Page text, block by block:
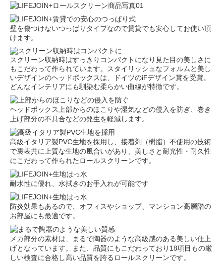
壁を傷つけないつっぱりタイプなので賃貸でも安心してお使い頂
けます。
スクリーン収納時はすっきりコンパクトになり見た目の美しさに
もこだわって作られています。スタイリッシュなフォルムと美し
いデザインのヘッドボックスは、ドイツのiFデザイン賞を受賞。
どんなインテリアにも馴染む柔らかい曲線が特徴です。
ヘッドボックス上部からのほこりや湿気などの侵入を防ぎ、巻き
上げ部分の不具合などの発生を軽減します。
高級イタリア製PVC生地を採用し、接着剤（樹脂）不使用の技術
で裏表共に上質な生地の風合いがあり、美しさと耐光性・耐久性
にこだわって作られたロールスクリーンです。
耐水性に優れ、水拭きのお手入れが可能です
防炎効果もあるので、オフィスやショップ、マンション高層階の
お部屋にも最適です。
メカ部分の素材は、まるで陶器のような高級感のある美しい仕上
げとなっています。また、品質にもこだわっており18項目もの厳
しい検査に合格し高い品質を誇るロールスクリーンです。